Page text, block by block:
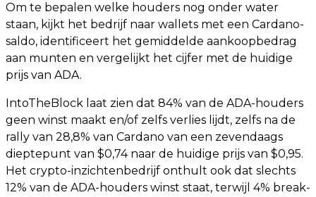
Om te bepalen welke houders nog onder water
staan, kijkt het bedrijf naar wallets met een Cardano-
saldo, identificeert het gemiddelde aankoopbedrag
aan munten en vergelijkt het cijfer met de huidige
prijs van ADA.
IntoTheBlock laat zien dat 84% van de ADA-houders
geen winst maakt en/of zelfs verlies lijdt, zelfs na de
rally van 28,8% van Cardano van een zevendaags
dieptepunt van $0,74 naar de huidige prijs van $0,95.
Het crypto-inzichtenbedrijf onthult ook dat slechts
12% van de ADA-houders winst staat, terwijl 4% break-